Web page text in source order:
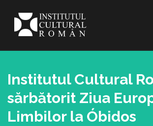
Institutul Cultural
sărbătorit Ziua
Limbilor la Óbidos